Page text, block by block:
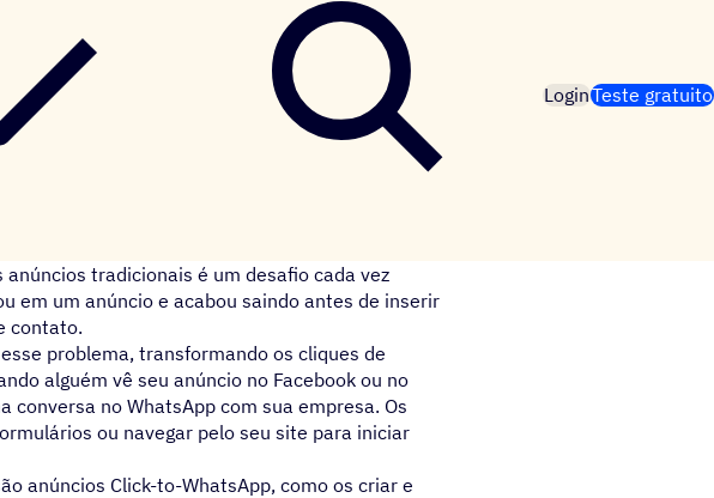
LoginTeste gratuito
tradicionais é um desafio cada vez
em um anúncio e acabou saindo antes de inserir
contato.
problema, transformando os cliques de
alguém vê seu anúncio no Facebook ou no
no WhatsApp com sua empresa. Os
ou navegar pelo seu site para iniciar
anúncios Click-to-WhatsApp, como os criar e